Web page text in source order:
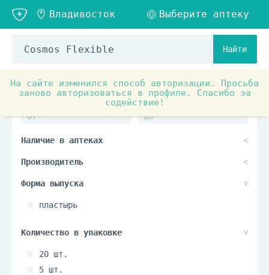
Найти
На сайте изменился способ авторизации. Просьба
заново авторизоваться в профиле. Спасибо за
содействие!
пластырь
20 шт.
5 шт.